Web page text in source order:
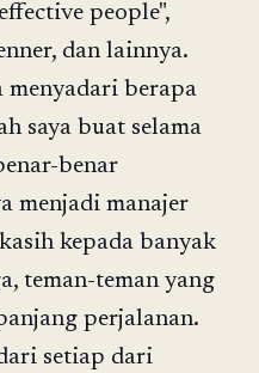
people",
dan lainnya.
menyadari berapa
saya buat selama
benar
menjadi manajer
kepada banyak
teman-teman yang
perjalanan.
setiap dari